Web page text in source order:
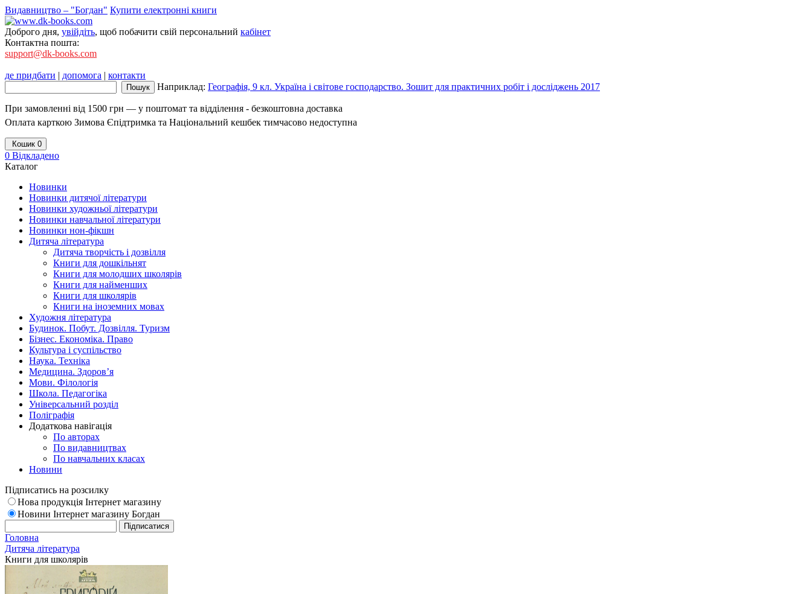
Видавництво – "Богдан" Купити електронні книги
Доброго дня, увійдіть, щоб побачити свій персональний кабінет
Контактна пошта:
support@dk-books.com
де придбати | допомога | контакти
Наприклад: Географія, 9 кл. Україна і світове господарство. Зошит для практичних робіт і досліджень 2017
При замовленні від 1500 грн — у поштомат та відділення - безкоштовна доставка
Оплата карткою Зимова Єпідтримка та Національний кешбек тимчасово недоступна
Кошик 0
0 Відкладено
Каталог
Новинки
Новинки дитячої літератури
Новинки художньої літератури
Новинки навчальної літератури
Новинки нон-фікшн
Дитяча література
Дитяча творчість і дозвілля
Книги для дошкільнят
Книги для молодших школярів
Книги для найменших
Книги для школярів
Книги на іноземних мовах
Художня література
Будинок. Побут. Дозвілля. Туризм
Бізнес. Економіка. Право
Культура і суспільство
Наука. Техніка
Медицина. Здоров’я
Мови. Філологія
Школа. Педагогіка
Універсальний розділ
Поліграфія
Додаткова навігація
По авторах
По видавництвах
По навчальних класах
Новини
Підписатись на розсилку
Нова продукція Інтернет магазину
Новини Інтернет магазину Богдан
Головна
Дитяча література
Книги для школярів